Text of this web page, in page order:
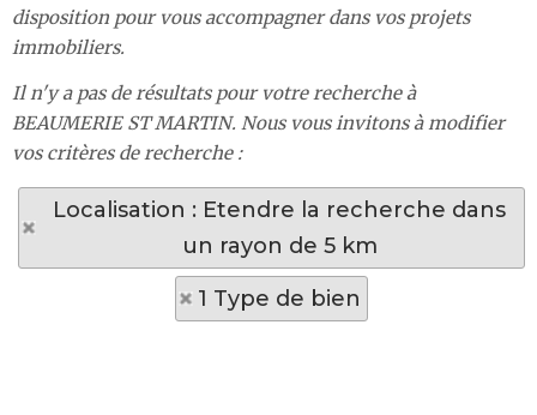
disposition pour vous accompagner dans vos projets
immobiliers.
Il n'y a pas de résultats pour votre recherche à
BEAUMERIE ST MARTIN. Nous vous invitons à modifier
vos critères de recherche :
Localisation : Etendre la recherche dans
un rayon de 5 km
1 Type de bien